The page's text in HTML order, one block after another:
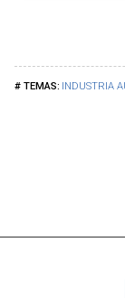
INDUSTRIA